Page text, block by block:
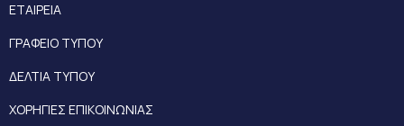
ΕΤΑΙΡΕΙΑ
ΓΡΑΦΕΙΟ ΤΥΠΟΥ
ΔΕΛΤΙΑ ΤΥΠΟΥ
ΧΟΡΗΓΙΕΣ ΕΠΙΚΟΙΝΩΝΙΑΣ